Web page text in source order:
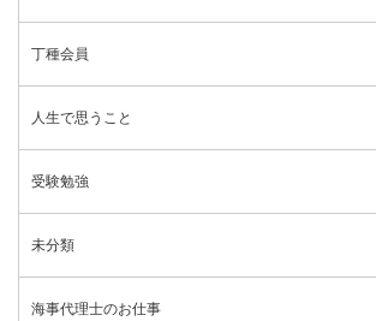
丁種会員
人生で思うこと
受験勉強
未分類
海事代理士のお仕事